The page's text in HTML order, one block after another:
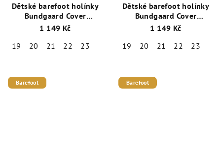
Dětské barefoot holínky
Bundgaard Cover
BG401046_9431 Sky
1 149 Kč
19
20 21 22 23
Dětské barefoot holínky
Bundgaard Cover
BG401046_9441 Navy
1 149 Kč
19
20 21 22 23
Barefoot Barefoot